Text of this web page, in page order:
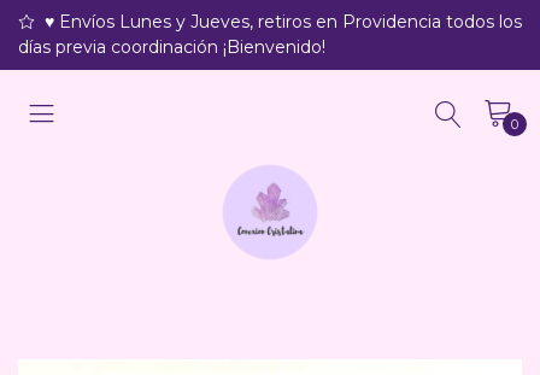
♥ Envíos Lunes y Jueves, retiros en Providencia todos los
días previa coordinación ¡Bienvenido!
0